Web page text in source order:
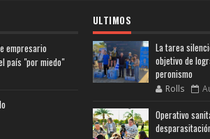
empresario
país "por miedo"
ULTIMOS
La tarea
objetivo de
peronismo
Rolls
Operativo